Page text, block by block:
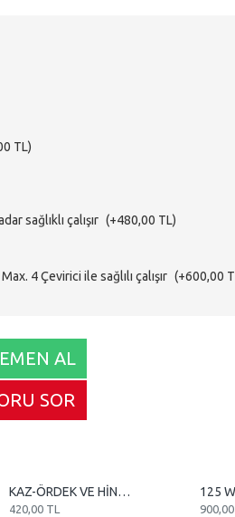
TL)
sağlıklı çalışır (+480,00 TL)
4 Çevirici ile sağlılı çalışır (+600,00
AL
SOR
KAZ-ÖRDEK VE HİNDİ KULUÇKA MAKİNE TEREĞİ
420,00 TL 900,00